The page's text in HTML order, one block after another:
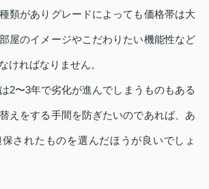
類がありグレードによっても価格帯は大
屋のイメージやこだわりたい機能性など
ければなりません。
2〜3年で劣化が進んでしまうものもある
えをする手間を防ぎたいのであれば、あ
されたものを選んだほうが良いでしょ